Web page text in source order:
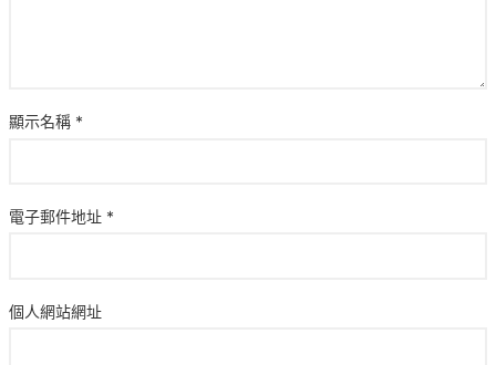
顯示名稱 *
電子郵件地址 *
個人網站網址